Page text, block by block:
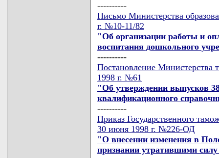
----------
Письмо Министерства
г. №10-11/82
"Об организации работы и
воспитания дошкольного
----------
Постановление Министерства
1998 г. №61
"Об утверждении выпусков
квалификационного
----------
Приказ Государственного
30 июня 1998 г. №226-ОД
"О внесении изменения в
признании утратившими